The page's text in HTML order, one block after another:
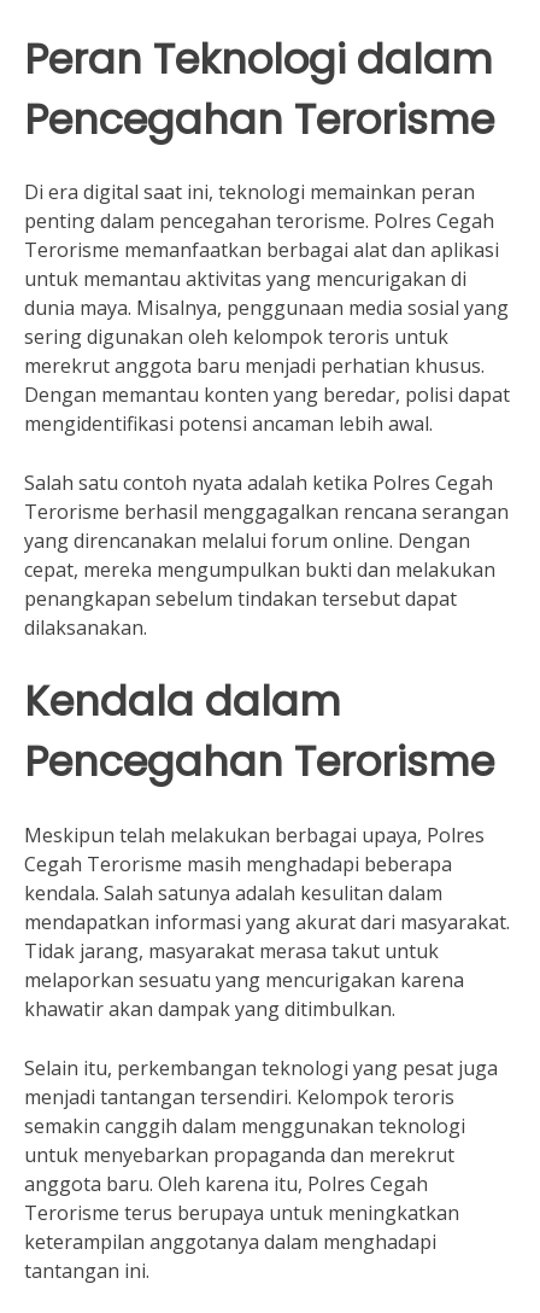
Peran Teknologi dalam
Pencegahan Terorisme
Di era digital saat ini, teknologi memainkan peran
penting dalam pencegahan terorisme. Polres Cegah
Terorisme memanfaatkan berbagai alat dan aplikasi
untuk memantau aktivitas yang mencurigakan di
dunia maya. Misalnya, penggunaan media sosial yang
sering digunakan oleh kelompok teroris untuk
merekrut anggota baru menjadi perhatian khusus.
Dengan memantau konten yang beredar, polisi dapat
mengidentifikasi potensi ancaman lebih awal.
Salah satu contoh nyata adalah ketika Polres Cegah
Terorisme berhasil menggagalkan rencana serangan
yang direncanakan melalui forum online. Dengan
cepat, mereka mengumpulkan bukti dan melakukan
penangkapan sebelum tindakan tersebut dapat
dilaksanakan.
Kendala dalam
Pencegahan Terorisme
Meskipun telah melakukan berbagai upaya, Polres
Cegah Terorisme masih menghadapi beberapa
kendala. Salah satunya adalah kesulitan dalam
mendapatkan informasi yang akurat dari masyarakat.
Tidak jarang, masyarakat merasa takut untuk
melaporkan sesuatu yang mencurigakan karena
khawatir akan dampak yang ditimbulkan.
Selain itu, perkembangan teknologi yang pesat juga
menjadi tantangan tersendiri. Kelompok teroris
semakin canggih dalam menggunakan teknologi
untuk menyebarkan propaganda dan merekrut
anggota baru. Oleh karena itu, Polres Cegah
Terorisme terus berupaya untuk meningkatkan
keterampilan anggotanya dalam menghadapi
tantangan ini.